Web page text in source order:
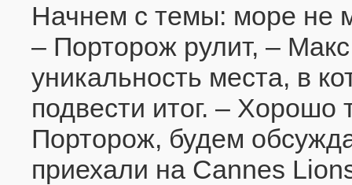
Начнем с темы: море не
– Порторож рулит, –
уникальность места, в
подвести итог. –
Порторож, будем
приехали на Cannes